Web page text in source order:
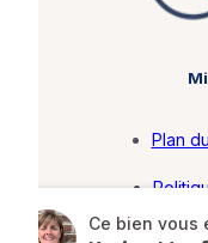
Ce bien vous
Plan